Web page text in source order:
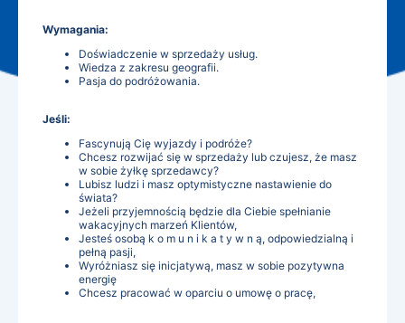
Wymagania:
Doświadczenie w sprzedaży usług.
Wiedza z zakresu geografii.
Pasja do podróżowania.
Jeśli:
Fascynują Cię wyjazdy i podróże?
Chcesz rozwijać się w sprzedaży lub czujesz, że masz
w sobie żyłkę sprzedawcy?
Lubisz ludzi i masz optymistyczne nastawienie do
świata?
Jeżeli przyjemnością będzie dla Ciebie spełnianie
wakacyjnych marzeń Klientów,
Jesteś osobą k o m u n i k a t y w n ą, odpowiedzialną i
pełną pasji,
Wyróżniasz się inicjatywą, masz w sobie pozytywna
energię
Chcesz pracować w oparciu o umowę o pracę,